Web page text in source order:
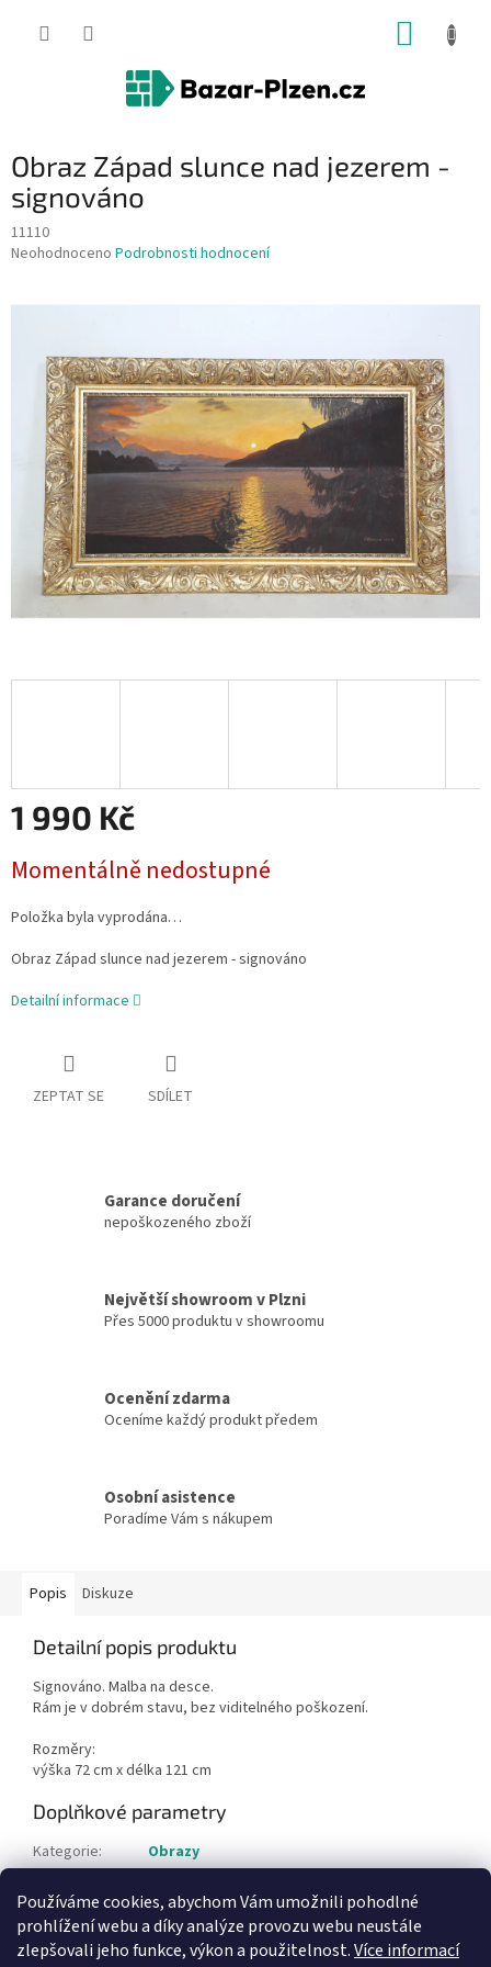
Používáme cookies, abychom Vám umožnili pohodlné
prohlížení webu a díky analýze provozu webu neustále
zlepšovali jeho funkce, výkon a použitelnost.Více informací
Obraz Západ slunce nad jezerem -
signováno
11110
Průměrné
hvězdiček.
Neohodnoceno Podrobnosti hodnocení
1 990 Kč
cena:
Momentálně nedostupné
Položka byla vyprodána…
Obraz Západ slunce nad jezerem - signováno
Detailní informace
ZEPTAT SE SDÍLET
Garance doručení
nepoškozeného zboží
Největší showroom v Plzni
Přes 5000 produktu v showroomu
Ocenění zdarma
Oceníme každý produkt předem
Osobní asistence
Poradíme Vám s nákupem
Popis Diskuze
Detailní popis produktu
Signováno. Malba na desce.
Rám je v dobrém stavu, bez viditelného poškození.
Rozměry:
výška 72 cm x délka 121 cm
Doplňkové parametry
Kategorie:
Obrazy
Položka byla vyprodána…